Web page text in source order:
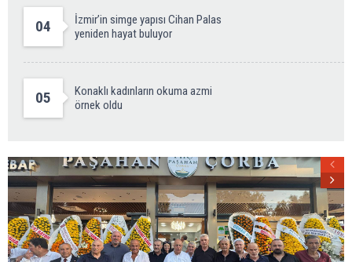
04
İzmir’in simge yapısı Cihan Palas
yeniden hayat buluyor
05
Konaklı kadınların okuma azmi
örnek oldu